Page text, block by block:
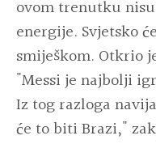
ovom trenutku
energije. Svjetsko
smiješkom. Otkrio
"Messi je najbolji
Iz tog razloga
će to biti Brazi,"